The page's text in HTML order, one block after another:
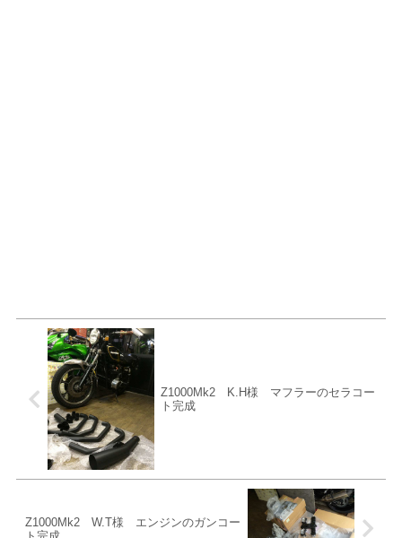
Z1000Mk2 K.H様 マフラーのセラコー
ト完成
Z1000Mk2 W.T様 エンジンのガンコー